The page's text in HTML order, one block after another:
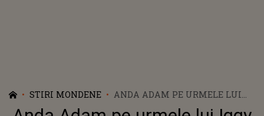
STIRI MONDENE
ANDA ADAM PE URMELE LUI
IGGY AZALEA ȘI-A FĂCUT CONT